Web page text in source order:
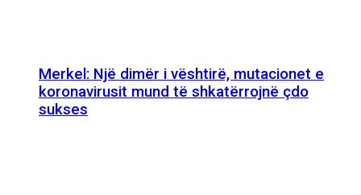
Merkel: Një dimër i vështirë, mutacionet e
koronavirusit mund të shkatërrojnë çdo
sukses